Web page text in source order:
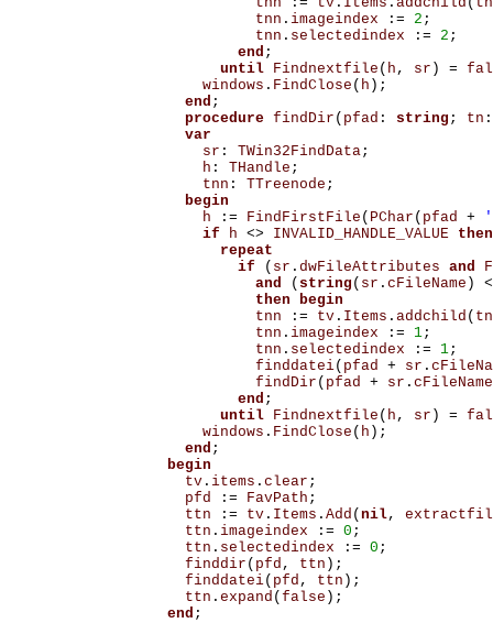
tnn . imageindex := 2 ;
tnn . selectedindex := 2 ;
end ;
until
Findnextfile ( h , sr ) =
windows . FindClose ( h );
end ;
procedure findDir ( pfad : string ; tn :
var
sr : TWin32FindData;
h : THandle ;
tnn : TTreenode ;
begin
h
:= FindFirstFile ( PChar ( pfad +
if
h <> INVALID_HANDLE_VALUE
then
repeat
if
( sr . dwFileAttributes and
and
( string ( sr . cFileName )
then begin
tnn
:= tv. Items . addchild ( tn
tnn . imageindex := 1;
tnn . selectedindex := 1;
finddatei( pfad + sr .
findDir ( pfad + sr . cFileName
end ;
until
Findnextfile ( h , sr ) =
windows . FindClose ( h );
end ;
begin
tv. items . clear ;
pfd
:= FavPath ;
ttn
:= tv. Items . Add ( nil,
ttn . imageindex := 0 ;
ttn . selectedindex := 0 ;
finddir ( pfd , ttn );
finddatei( pfd , ttn );
ttn . expand ( false );
end ;